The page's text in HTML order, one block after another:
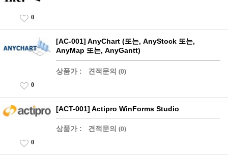
0
[AC-001] AnyChart (또는, AnyStock 또는,
AnyMap 또는, AnyGantt)
상품가 : 견적문의 (0)
0
[ACT-001] Actipro WinForms Studio
상품가 : 견적문의 (0)
0